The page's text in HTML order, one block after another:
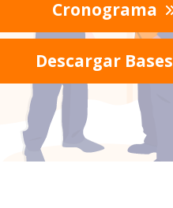
Cronograma
Descargar Bases